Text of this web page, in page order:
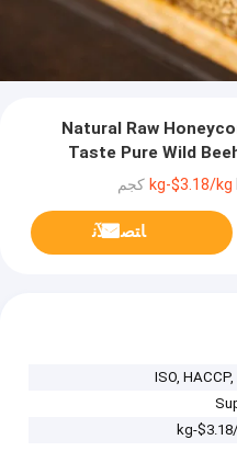
100% Natural Raw
Taste Pure Wild
ﺎﺘﺼﻟ ﺍﻶﻧ
ISO,